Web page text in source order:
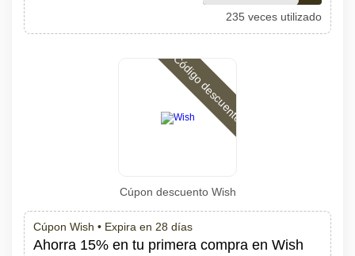
235 veces utilizado
Código descuento
Cúpon descuento Wish
Cúpon Wish • Expira en 28 días
Ahorra 15% en tu primera compra en Wish